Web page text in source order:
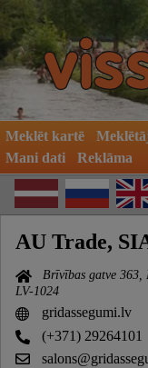
Meklēt kartē
Mani dati
Reklāma
AU Trade,
Brīvības gatve 363,
LV-1024
gridassegumi.lv
(+371) 29264101